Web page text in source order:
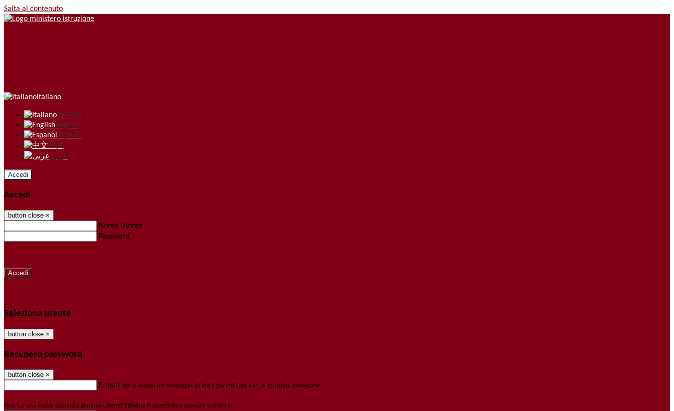
Salta al contenuto
Italiano
Italiano
English
Español
中文
عربى
Accedi
Accedi
button close ×
Nome Utente
Password
-
Seleziona utente
button close ×
Recupero password
button close ×
E-mail Verrà inviato un messaggio all'indirizzo indicato con le istruzioni necessarie.
Non hai una e-mail associata al nome utente? Effettua il reset della password tramite la